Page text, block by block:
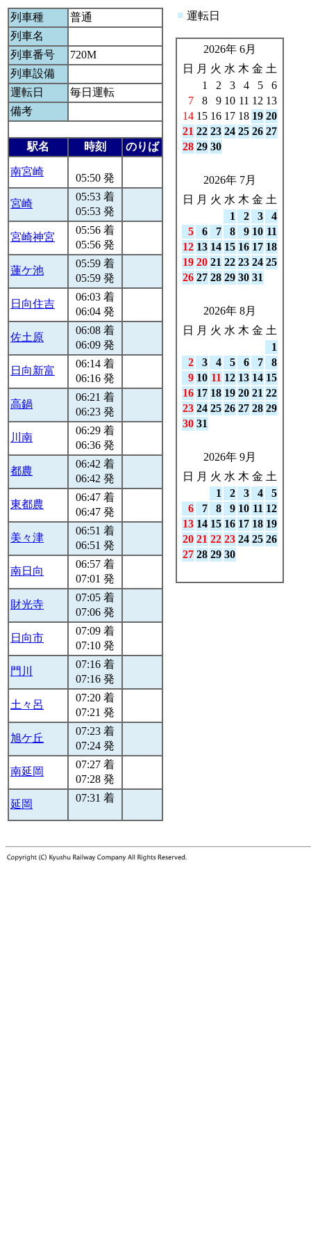
列車種
普通
列車名
列車番号
720M
列車設備
運転日
毎日運転
備考
駅名 時刻 のりば
南宮崎
05:50 発
宮崎
05:53 着
05:53 発
宮崎神宮
05:56 着
05:56 発
蓮ケ池
05:59 着
05:59 発
日向住吉
06:03 着
06:04 発
佐土原
06:08 着
06:09 発
日向新富
06:14 着
06:16 発
高鍋
06:21 着
06:23 発
川南
06:29 着
06:36 発
都農
06:42 着
06:42 発
東都農
06:47 着
06:47 発
美々津
06:51 着
06:51 発
南日向
06:57 着
07:01 発
財光寺
07:05 着
07:06 発
日向市
07:09 着
07:10 発
門川
07:16 着
07:16 発
土々呂
07:20 着
07:21 発
旭ケ丘
07:23 着
07:24 発
南延岡
07:27 着
07:28 発
延岡
07:31 着
■ 運転日
2026年 6月
日
月 火 水 木 金 土
1
2 3 4 5
6
7
8 9 10 11 12 13
14 15 16 17 18 19 20
21 22 23 24 25 26 27
28 29 30
2026年 7月
日
月 火 水 木 金 土
1
2 3
4
5
6 7 8 9 10 11
12 13 14 15 16 17 18
19 20 21 22 23 24 25
26 27 28 29 30 31
2026年 8月
日
月 火 水 木 金 土
1
2
3 4 5 6 7
8
9 10 11 12 13 14 15
16 17 18 19 20 21 22
23 24 25 26 27 28 29
30 31
2026年 9月
日
月 火 水 木 金 土
1
2 3 4
5
6
7 8 9 10 11 12
13 14 15 16 17 18 19
20 21 22 23 24 25 26
27 28 29 30